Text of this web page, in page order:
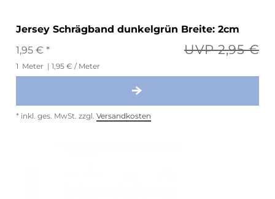
Jersey Schrägband dunkelgrün Breite: 2cm
UVP 2,95 €
1,95 € *
1 Meter | 1,95 € / Meter
* inkl. ges. MwSt. zzgl. Versandkosten